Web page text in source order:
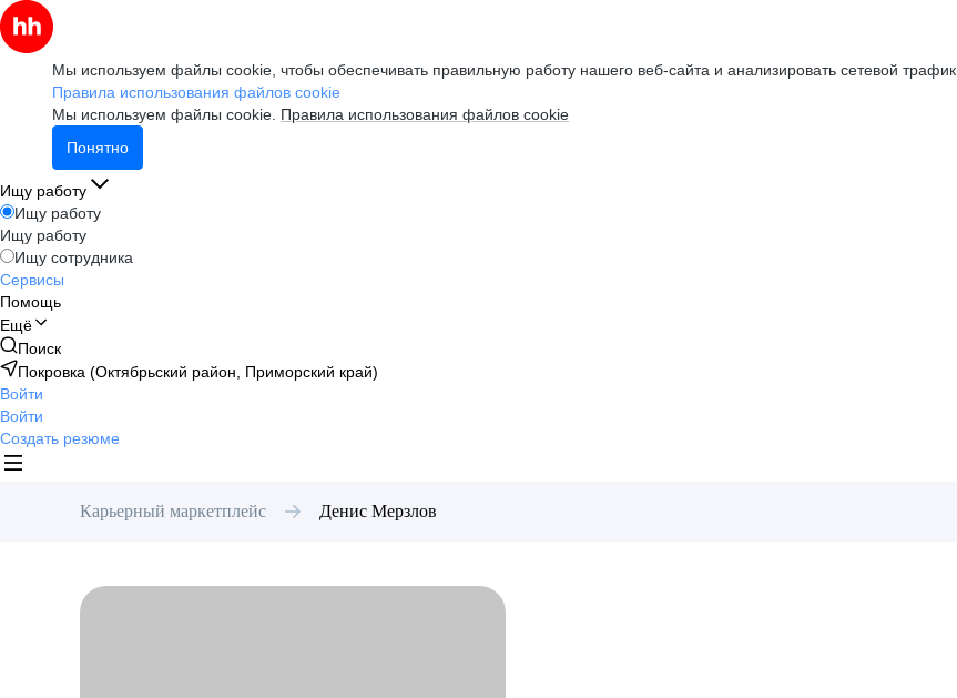
Мы используем файлы cookie, чтобы обеспечивать правильную работу нашего веб-сайта и анализировать сетевой трафик.
Правила использования файлов cookie
Мы используем файлы cookie. Правила использования файлов cookie
Понятно
Ищу работу
Ищу работу
Ищу работу
Ищу сотрудника
Сервисы
Помощь
Ещё
Поиск
Покровка (Октябрьский район, Приморский край)
Войти
Войти
Создать резюме
Карьерный маркетплейс Денис Мерзлов